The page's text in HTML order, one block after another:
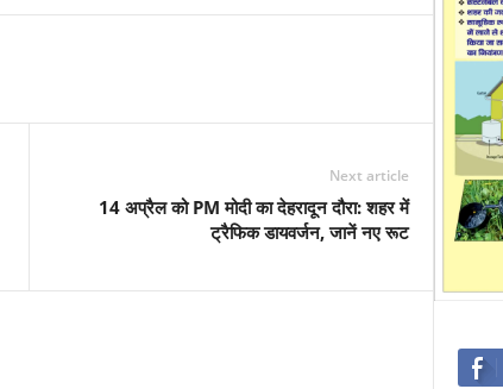
Next article
14 अप्रैल को PM मोदी का देहरादून दौरा: शहर में
ट्रैफिक डायवर्जन, जानें नए रूट